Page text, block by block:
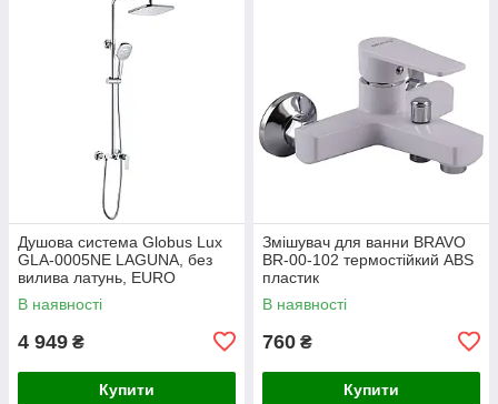
Душова система Globus Lux
GLA-0005NE LAGUNA, без
вилива латунь, EURO
В наявності
4 949 ₴
Купити
Змішувач для ванни BRAVO
BR-00-102 термостійкий ABS
пластик
В наявності
760 ₴
Купити